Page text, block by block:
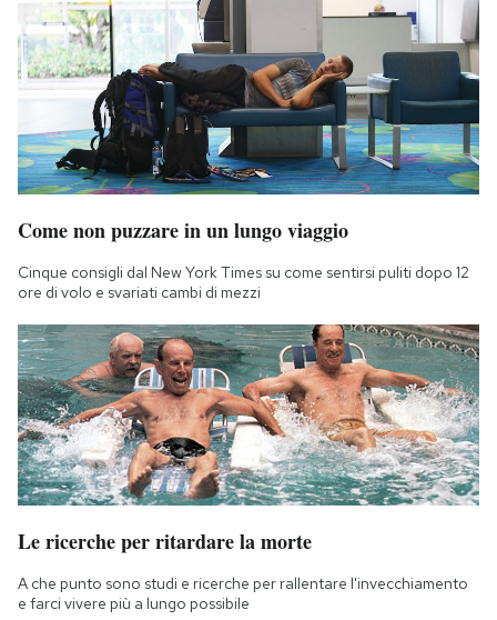
Come non puzzare in un lungo viaggio
Cinque consigli dal New York Times su come sentirsi puliti dopo 12
ore di volo e svariati cambi di mezzi
Le ricerche per ritardare la morte
A che punto sono studi e ricerche per rallentare l'invecchiamento
e farci vivere più a lungo possibile